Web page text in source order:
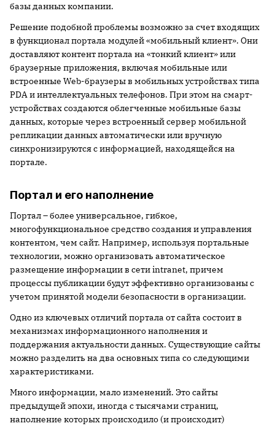
базы данных компании.
Решение подобной проблемы возможно за счет входящих
в функционал портала модулей «мобильный клиент». Они
доставляют контент портала на «тонкий клиент» или
браузерные приложения, включая мобильные или
встроенные Web-браузеры в мобильных устройствах типа
PDA и интеллектуальных телефонов. При этом на смарт-
устройствах создаются облегченные мобильные базы
данных, которые через встроенный сервер мобильной
репликации данных автоматически или вручную
синхронизируются с информацией, находящейся на
портале.
Портал и его наполнение
Портал – более универсальное, гибкое,
многофункциональное средство создания и управления
контентом, чем сайт. Например, используя портальные
технологии, можно организовать автоматическое
размещение информации в сети intranet, причем
процессы публикации будут эффективно организованы с
учетом принятой модели безопасности в организации.
Одно из ключевых отличий портала от сайта состоит в
механизмах информационного наполнения и
поддержания актуальности данных. Существующие сайты
можно разделить на два основных типа со следующими
характеристиками.
Много информации, мало изменений. Это сайты
предыдущей эпохи, иногда с тысячами страниц,
наполнение которых происходило (и происходит)